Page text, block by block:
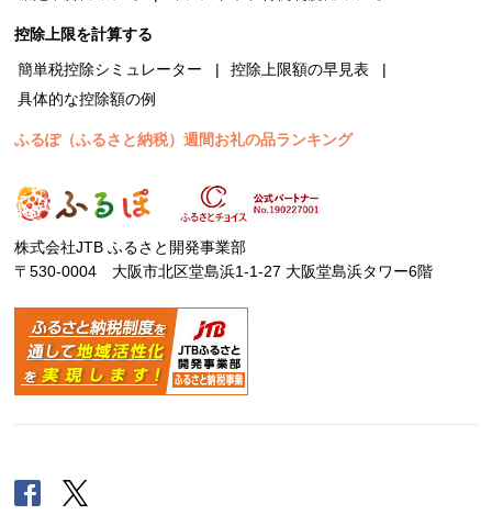
控除上限を計算する
簡単税控除シミュレーター
控除上限額の早見表
具体的な控除額の例
ふるぽ（ふるさと納税）週間お礼の品ランキング
株式会社JTB ふるさと開発事業部
〒530-0004 大阪市北区堂島浜1-1-27 大阪堂島浜タワー6階
Facebook